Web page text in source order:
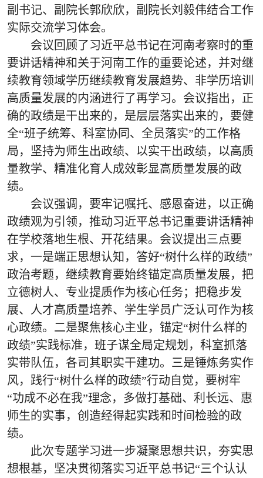
副书记、副院长郭欣欣， 副院长刘毅伟结合工作
实际交流学习体会。
会议 回顾了习近平总书记在河南考察时的重
要讲话精神和关于河 南工作的重要论述，并对继
续教育领域学历继续教育发展趋势、非学历培训
高质量发展的内涵进行了再学习。会议指出，正
确的政绩是干出来的，是层层落实出来的，要健
全“班子统筹、科室协同、全员落实”的工作格
局，坚持为师生出政绩、以实干出政绩，以高质
量教学、精准化育人成效彰显高质量发展的政
绩。
会议强调 ，要牢记嘱托、感恩奋进，以正确
政绩观为引领，推动习近平总书记重要讲话精神
在学校落地生根、开花结果。 会议提出三点要
求，一是端正思想认知，答好“树什么样的政绩”
政治考题，继续教育要始终锚定高质量发展，把
立德树人、专业提质作为核心任务；把稳步发
展、人才高质量培养、学生学员广泛认可作为核
心政绩。二是聚焦核心主业，锚定“树什么样的
政绩”实践标准，班子谋全局定规划，科室抓落
实带队伍，各司其职实干建功。三是锤炼务实作
风，践行“树什么样的政绩”行动自觉，要树牢
“功成不必在我”理念，多做打基础、利长远、惠
师生的实事，创造经得起实践和时间检验的政
绩。
此次专题学习进一步凝聚思想共识，夯实思
想根基，坚决贯彻落实习近平总书记“三个认认